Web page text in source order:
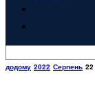
додому 2022 Серпень 22